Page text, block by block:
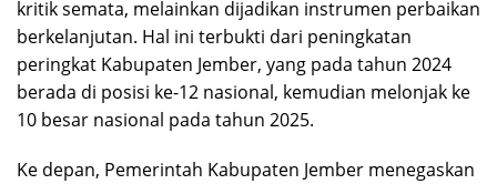
kritik semata, melainkan dijadikan instrumen perbaikan
berkelanjutan. Hal ini terbukti dari peningkatan
peringkat Kabupaten Jember, yang pada tahun 2024
berada di posisi ke-12 nasional, kemudian melonjak ke
10 besar nasional pada tahun 2025.
Ke depan, Pemerintah Kabupaten Jember menegaskan